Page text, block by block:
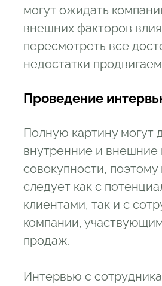
могут ожидать
внешних факторов
пересмотреть все
недостатки
Проведение
Полную картину могут
внутренние и внешние
совокупности, поэтому
следует как с
клиентами, так и с
компании,
продаж.
Интервью с